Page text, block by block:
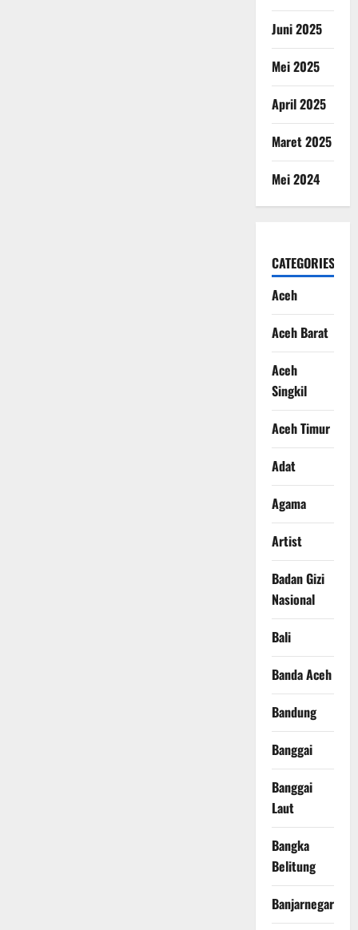
Juni 2025
Mei 2025
April 2025
Maret 2025
Mei 2024
CATEGORIES
Aceh
Aceh Barat
Aceh
Singkil
Aceh Timur
Adat
Agama
Artist
Badan Gizi
Nasional
Bali
Banda Aceh
Bandung
Banggai
Banggai
Laut
Bangka
Belitung
Banjarnegara